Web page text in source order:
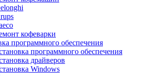
кофеварки
программного обеспечения
программного обеспечения
драйверов
Windows